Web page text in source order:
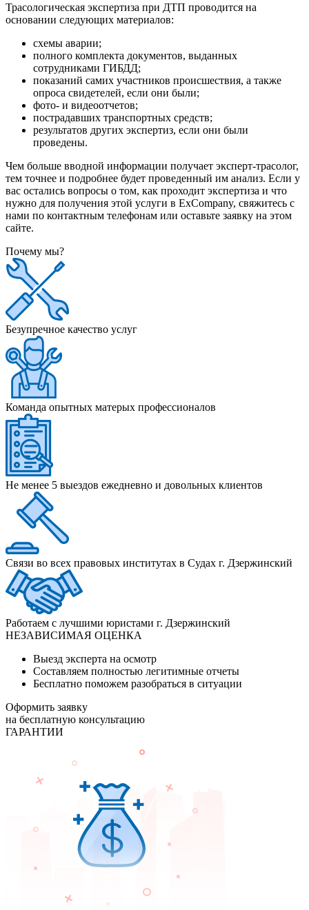
Трасологическая экспертиза при ДТП проводится на
основании следующих материалов:
схемы аварии;
полного комплекта документов, выданных
сотрудниками ГИБДД;
показаний самих участников происшествия, а также
опроса свидетелей, если они были;
фото- и видеоотчетов;
пострадавших транспортных средств;
результатов других экспертиз, если они были
проведены.
Чем больше вводной информации получает эксперт-трасолог,
тем точнее и подробнее будет проведенный им анализ. Если у
вас остались вопросы о том, как проходит экспертиза и что
нужно для получения этой услуги в ExCompany, свяжитесь с
нами по контактным телефонам или оставьте заявку на этом
сайте.
Почему мы?
Безупречное качество услуг
Команда опытных матерых профессионалов
Не менее 5 выездов ежедневно и довольных клиентов
Связи во всех правовых институтах в Судах г. Дзержинский
Работаем с лучшими юристами г. Дзержинский
НЕЗАВИСИМАЯ ОЦЕНКА
Выезд эксперта на осмотр
Составляем полностью легитимные отчеты
Бесплатно поможем разобраться в ситуации
Оформить заявку
на бесплатную консультацию
ГАРАНТИИ